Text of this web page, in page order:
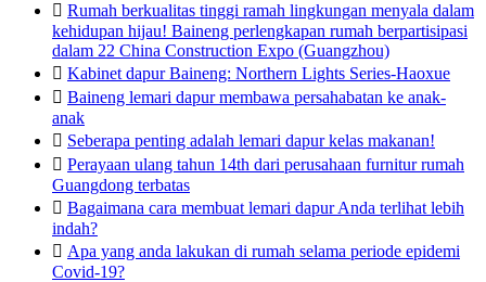
 Rumah berkualitas tinggi ramah lingkungan menyala dalam
kehidupan hijau! Baineng perlengkapan rumah berpartisipasi
dalam 22 China Construction Expo (Guangzhou)
 Kabinet dapur Baineng: Northern Lights Series-Haoxue
 Baineng lemari dapur membawa persahabatan ke anak-
anak
 Seberapa penting adalah lemari dapur kelas makanan!
 Perayaan ulang tahun 14th dari perusahaan furnitur rumah
Guangdong terbatas
 Bagaimana cara membuat lemari dapur Anda terlihat lebih
indah?
 Apa yang anda lakukan di rumah selama periode epidemi
Covid-19?